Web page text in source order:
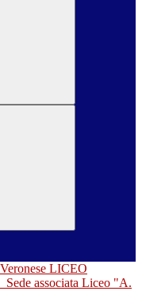
LICEO
Sede associata Liceo "A.